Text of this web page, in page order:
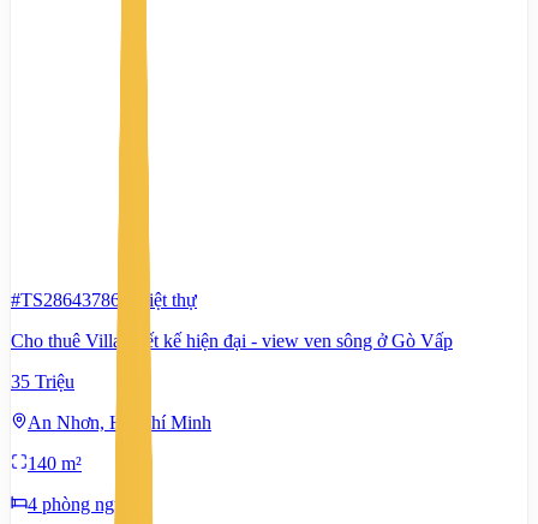
#TS28643786
Biệt thự
Cho thuê Villa thiết kế hiện đại - view ven sông ở Gò Vấp
35 Triệu
An Nhơn, Hồ Chí Minh
140 m²
4 phòng ngủ